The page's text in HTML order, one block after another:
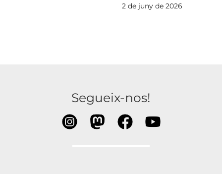
2 de juny de 2026
Segueix-nos!